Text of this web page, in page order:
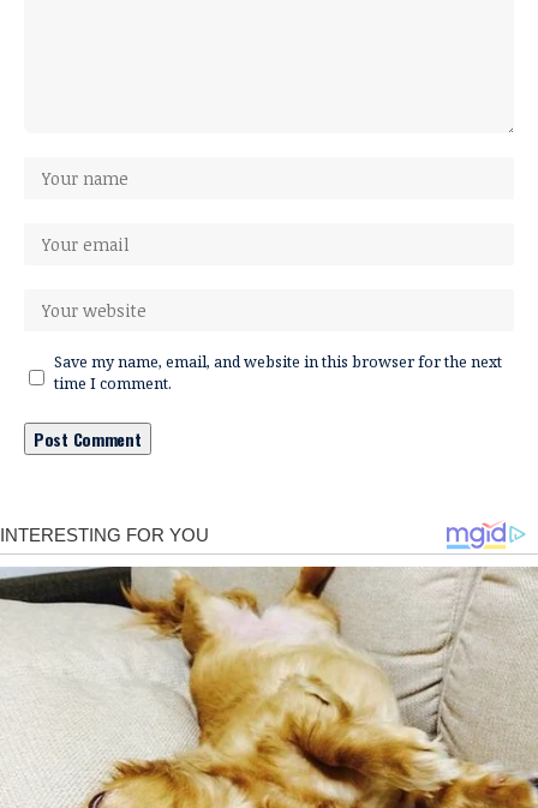
Save my name, email, and website in this browser for the next
time I comment.